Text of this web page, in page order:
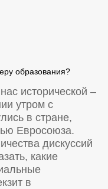
образования?
исторической –
утром с
в стране,
Евросоюза.
дискуссий
какие
в